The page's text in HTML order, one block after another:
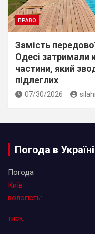
ПРАВО
Замість
Одесі затримали
частини, який
підлеглих
07/30/2026
Погода в Україні
Погода
Київ
вологість:
тиск: